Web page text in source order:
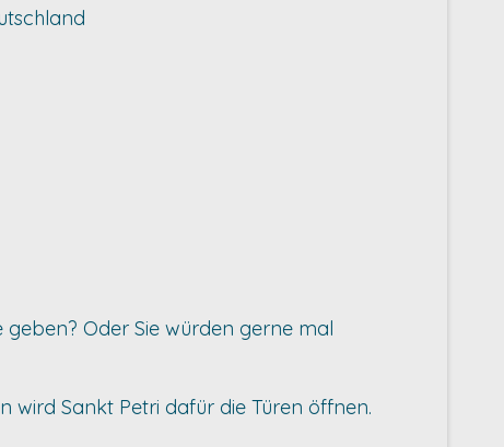
Oder Sie würden gerne mal
wird Sankt Petri dafür die Türen öffnen.